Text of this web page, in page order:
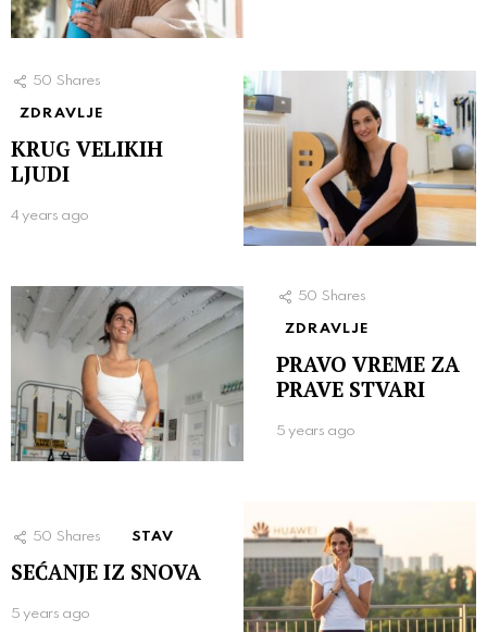
50 Shares
ZDRAVLJE
KRUG VELIKIH
LJUDI
4 years ago
50 Shares
ZDRAVLJE
PRAVO VREME ZA
PRAVE STVARI
5 years ago
50 Shares STAV
SEĆANJE IZ SNOVA
5 years ago